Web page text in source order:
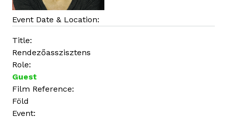
Event Date & Location:
Title:
Rendezőasszisztens
Role:
Guest
Film Reference:
Föld
Event: